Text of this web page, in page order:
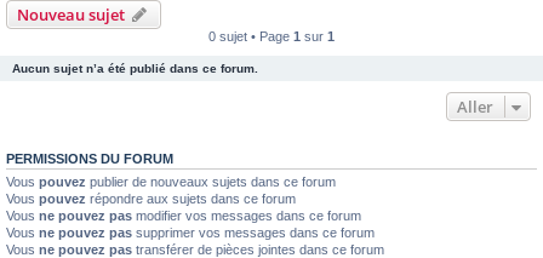
Nouveau sujet
0 sujet • Page 1 sur 1
Aucun sujet n’a été publié dans ce forum.
Aller
PERMISSIONS DU FORUM
Vous pouvez publier de nouveaux sujets dans ce forum
Vous pouvez répondre aux sujets dans ce forum
Vous ne pouvez pas modifier vos messages dans ce forum
Vous ne pouvez pas supprimer vos messages dans ce forum
Vous ne pouvez pas transférer de pièces jointes dans ce forum